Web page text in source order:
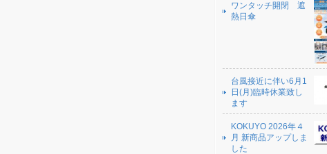
ワンタッチ開閉 遮
熱日傘
台風接近に伴い6月1
日(月)臨時休業致し
ます
KOKUYO 2026年４
月 新商品アップしま
した